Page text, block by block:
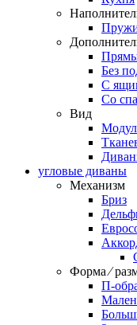
Без
С
Со
Вид
угловые диваны
Механизм
Бриз
Форма ⁄
П-